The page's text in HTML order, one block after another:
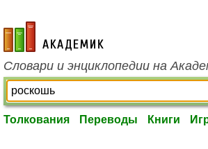
academic.ru
Словари и энциклопедии на
Толкования Переводы Книги